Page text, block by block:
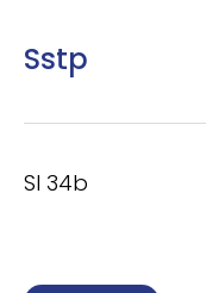
Sstp
SI 34b